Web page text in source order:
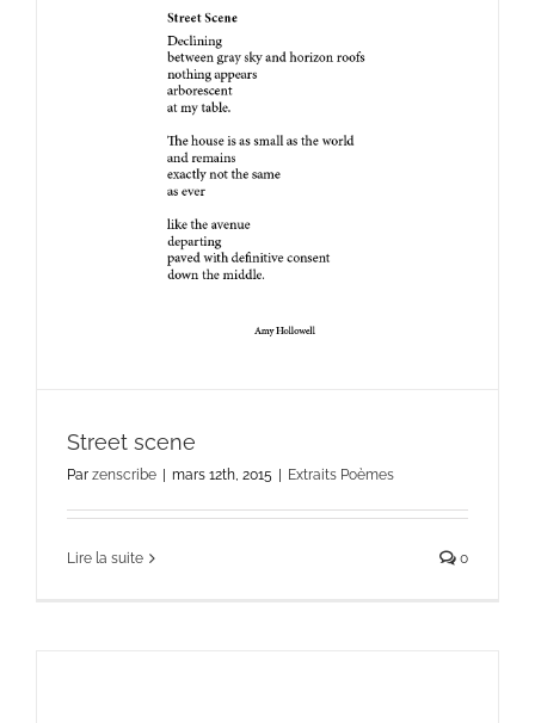
Street scene
Par zenscribe | mars 12th, 2015 | Extraits Poèmes
Lire la suite 0